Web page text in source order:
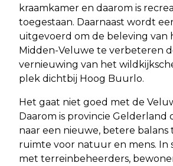
kraamkamer en daarom is
toegestaan. Daarnaast wordt
uitgevoerd om de beleving van
Midden-Veluwe te verbeteren
vernieuwing van het
plek dichtbij Hoog Buurlo.
Het gaat niet goed met de
Daarom is provincie Gelderland
naar een nieuwe, betere balans
ruimte voor natuur en mens. In
met terreinbeheerders,